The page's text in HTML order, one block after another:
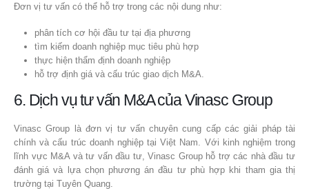
Đơn vị tư vấn có thể hỗ trợ trong các nội dung như:
phân tích cơ hội đầu tư tại địa phương
tìm kiếm doanh nghiệp mục tiêu phù hợp
thực hiện thẩm định doanh nghiệp
hỗ trợ định giá và cấu trúc giao dịch M&A.
6. Dịch vụ tư vấn M&A của Vinasc Group
Vinasc Group là đơn vị tư vấn chuyên cung cấp các giải pháp tài
chính và cấu trúc doanh nghiệp tại Việt Nam. Với kinh nghiệm trong
lĩnh vực M&A và tư vấn đầu tư, Vinasc Group hỗ trợ các nhà đầu tư
đánh giá và lựa chọn phương án đầu tư phù hợp khi tham gia thị
trường tại Tuyên Quang.